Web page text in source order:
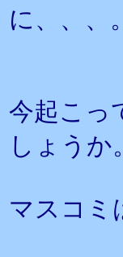
に、、、。
今起こっ
しょうか。
マスコミ